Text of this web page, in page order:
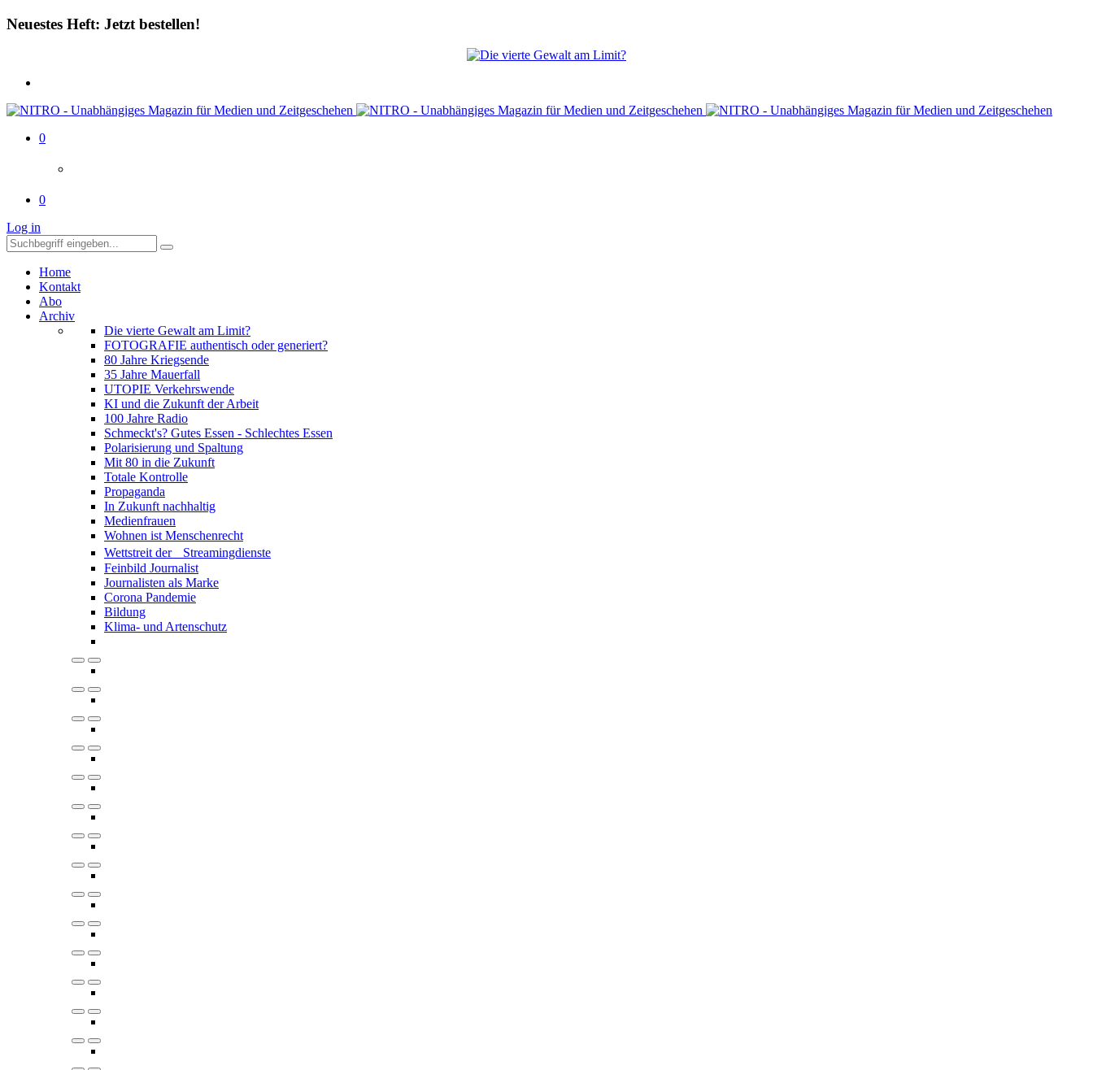
Neuestes Heft: Jetzt bestellen!
0
0
Log in
Home
Kontakt
Abo
Archiv
Die vierte Gewalt am Limit?
FOTOGRAFIE authentisch oder generiert?
80 Jahre Kriegsende
35 Jahre Mauerfall
UTOPIE Verkehrswende
KI und die Zukunft der Arbeit
100 Jahre Radio
Schmeckt's? Gutes Essen - Schlechtes Essen
Polarisierung und Spaltung
Mit 80 in die Zukunft
Totale Kontrolle
Propaganda
In Zukunft nachhaltig
Medienfrauen
Wohnen ist Menschenrecht
Wettstreit der Streamingdienste
Feinbild Journalist
Journalisten als Marke
Corona Pandemie
Bildung
Klima- und Artenschutz